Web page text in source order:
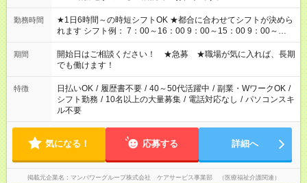
勤務時間
★1日6時間～の時短シフトOK ★都合に合わせてシフトが決めら
れます シフト例： 7：00～16：00 9：00～15：00 9：00～
18：00 11：00～20：00 など ※Wワークの場合、他のお仕事と
合わせ週40時間超の就業はご案内できません ※法令に基づき、
週20時間以上勤務は社会保険への加入対象となります ※労働者
派遣法（日雇い派遣の原則禁止）により、短時間・短期間の就
業はご案内が難しい場合があります
期間
開始日はご相談ください！ ★急募 ★職場が気に入れば、長期
でも働けます！
特徴 日払いOK / 履歴書不要 / 40～50代活躍中 / 副業・WワークOK /
シフト勤務 / 10名以上の大量募集 / 電話対応なし / パソコンスキ
ル不要
気になる！ 応募する 詳細へ
掲載元企業名 マンパワーグループ株式会社 ケアサービス事業部 （医療福祉介護関連）